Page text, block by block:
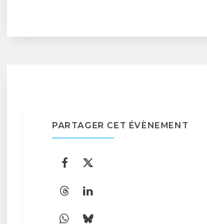
PARTAGER CET ÉVÈNEMENT